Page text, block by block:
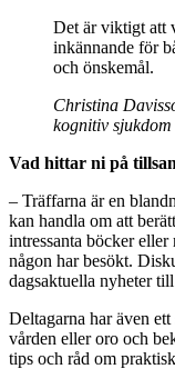
Det är viktigt att
inkännande för
och önskemål.
Christina
kognitiv sjukdom
Vad hittar ni på
– Träffarna är en
kan handla om att
intressanta böcker eller
någon har besökt.
dagsaktuella nyheter
Deltagarna har även
vården eller oro och
tips och råd om